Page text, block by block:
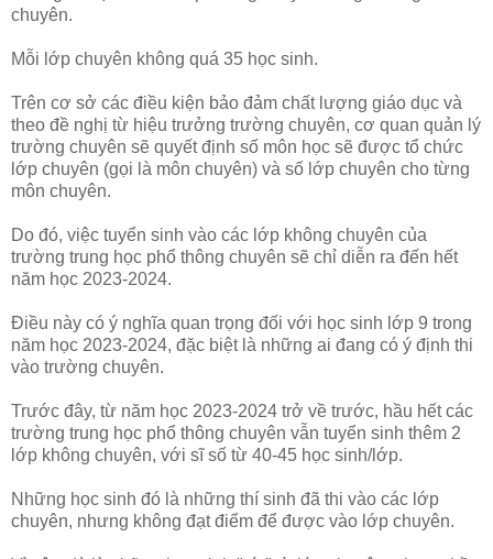
chuyên.
Mỗi lớp chuyên không quá 35 học sinh.
Trên cơ sở các điều kiện bảo đảm chất lượng giáo dục và
theo đề nghị từ hiệu trưởng trường chuyên, cơ quan quản lý
trường chuyên sẽ quyết định số môn học sẽ được tổ chức
lớp chuyên (gọi là môn chuyên) và số lớp chuyên cho từng
môn chuyên.
Do đó, việc tuyển sinh vào các lớp không chuyên của
trường trung học phổ thông chuyên sẽ chỉ diễn ra đến hết
năm học 2023-2024.
Điều này có ý nghĩa quan trọng đối với học sinh lớp 9 trong
năm học 2023-2024, đặc biệt là những ai đang có ý định thi
vào trường chuyên.
Trước đây, từ năm học 2023-2024 trở về trước, hầu hết các
trường trung học phổ thông chuyên vẫn tuyển sinh thêm 2
lớp không chuyên, với sĩ số từ 40-45 học sinh/lớp.
Những học sinh đó là những thí sinh đã thi vào các lớp
chuyên, nhưng không đạt điểm để được vào lớp chuyên.